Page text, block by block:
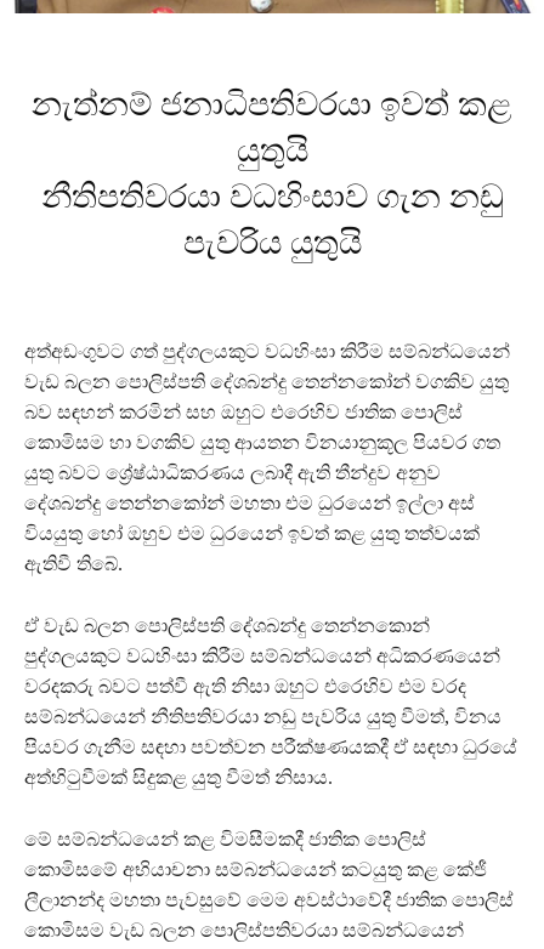
නැත්නම් ජනාධිපතිවරයා ඉවත් කළ
යුතුයි
නීතිපතිවරයා වධහිංසාව ගැන නඩු
පැවරිය යුතුයි
අත්අඩංගුවට ගත් පුද්ගලයකුට වධහිංසා කිරීම සම්බන්ධයෙන්
වැඩ බලන පොලිස්පති දේශබන්දු තෙන්නකෝන් වගකිව යුතු
බව සඳහන් කරමින් සහ ඔහුට එරෙහිව ජාතික පොලිස්
කොමිසම හා වගකිව යුතු ආයතන විනයානුකූල පියවර ගත
යුතු බවට ශ්‍රේෂ්ඨාධිකරණය ලබාදී ඇති තීන්දුව අනුව
දේශබන්දු තෙන්නකෝන් මහතා එම ධුරයෙන් ඉල්ලා අස්
වියයුතු හෝ ඔහුව එම ධුරයෙන් ඉවත් කළ යුතු තත්වයක්
ඇතිවී තිබේ.
ඒ වැඩ බලන පොලිස්පති දේශබන්දු තෙන්නකොන්
පුද්ගලයකුට වධහිංසා කිරීම සම්බන්ධයෙන් අධිකරණයෙන්
වරදකරු බවට පත්වී ඇති නිසා ඔහුට එරෙහිව එම වරද
සම්බන්ධයෙන් නීතිපතිවරයා නඩු පැවරිය යුතු වීමත්, විනය
පියවර ගැනීම සඳහා පවත්වන පරීක්ෂණයකදී ඒ සඳහා ධුරයේ
අත්හිටුවීමක් සිදුකළ යුතු වීමත් නිසාය.
මේ සම්බන්ධයෙන් කළ විමසීමකදී ජාතික පොලිස්
කොමිසමේ අභියාචනා සම්බන්ධයෙන් කටයුතු කළ කේජී
ලීලානන්ද මහතා පැවසුවේ මෙම අවස්ථාවේදී ජාතික පොලිස්
කොමිසම වැඩ බලන පොලිස්පතිවරයා සම්බන්ධයෙන්